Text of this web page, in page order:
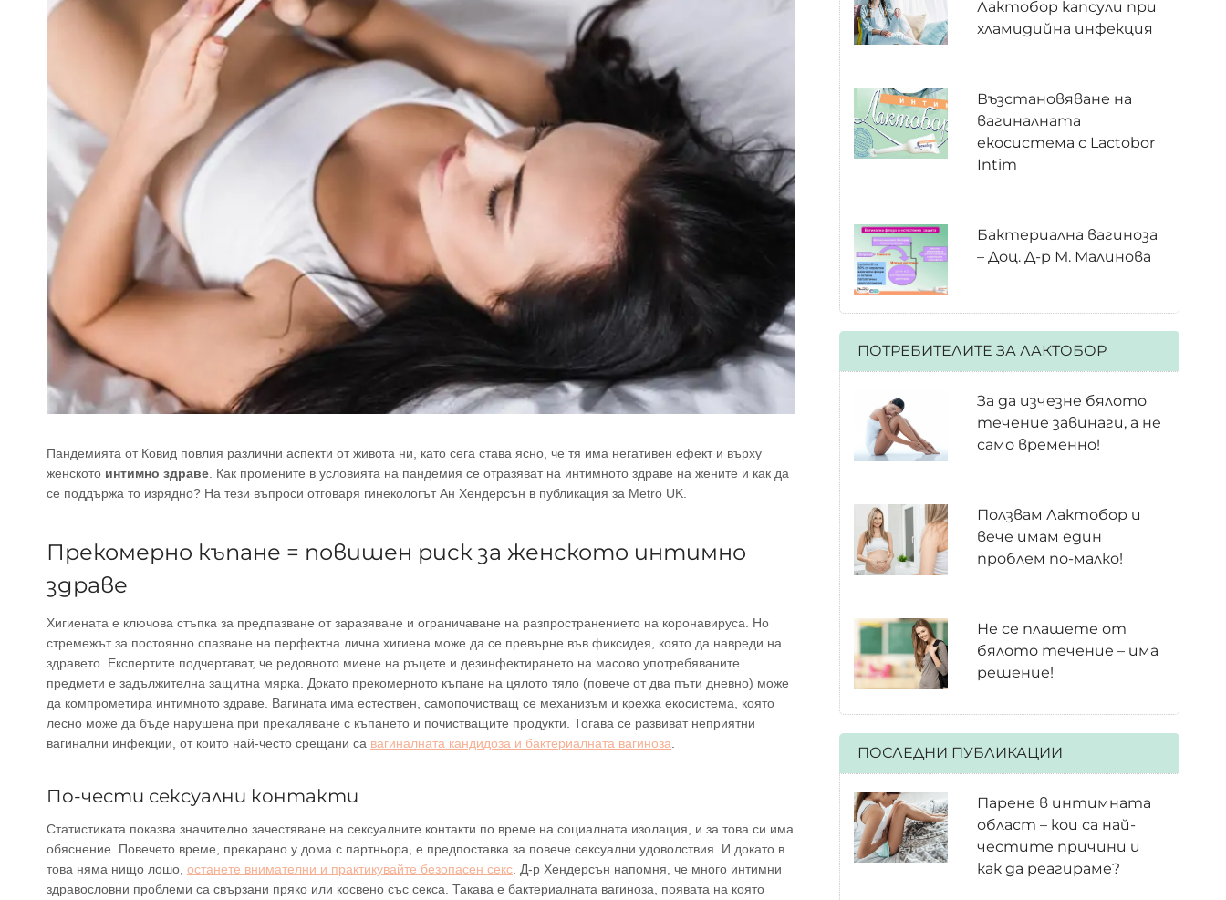
Пандемията от Ковид повлия различни аспекти от живота ни, като сега става ясно, че тя има негативен ефект и върху
женското интимно здраве . Как промените в условията на пандемия се отразяват на интимното здраве на жените и как да
се поддържа то изрядно? На тези въпроси отговаря гинекологът Ан Хендерсън в публикация за Metro UK.
Прекомерно къпане = повишен риск за женското интимно
здраве
Хигиената е ключова стъпка за предпазване от заразяване и ограничаване на разпространението на коронавируса. Но
стремежът за постоянно спазване на перфектна лична хигиена може да се превърне във фиксидея, която да навреди на
здравето. Експертите подчертават, че редовното миене на ръцете и дезинфектирането на масово употребяваните
предмети е задължителна защитна мярка. Докато прекомерното къпане на цялото тяло (повече от два пъти дневно) може
да компрометира интимното здраве. Вагината има естествен, самопочистващ се механизъм и крехка екосистема, която
лесно може да бъде нарушена при прекаляване с къпането и почистващите продукти. Тогава се развиват неприятни
вагинални инфекции, от които най-често срещани са вагиналната кандидоза и бактериалната вагиноза
По-чести сексуални контакти
Статистиката показва значително зачестяване на сексуалните контакти по време на социалната изолация, и за това си има
обяснение. Повечето време, прекарано у дома с партньора, е предпоставка за повече сексуални удоволствия. И докато в
това няма нищо лошо, останете внимателни и практикувайте безопасен секс . Д-р Хендерсън напомня, че много интимни
здравословни проблеми са свързани пряко или косвено със секса. Такава е бактериалната вагиноза, появата на която
Лактобор капсули при
хламидийна инфекция
Възстановяване на
вагиналната
екосистема с Lactobor
Intim
Бактериална вагиноза
– Доц. Д-р М. Малинова
ПОТРЕБИТЕЛИТЕ ЗА ЛАКТОБОР
За да изчезне бялото
течение завинаги, а не
само временно!
Ползвам Лактобор и
вече имам един
проблем по-малко!
Не се плашете от
бялото течение – има
решение!
ПОСЛЕДНИ ПУБЛИКАЦИИ
Парене в интимната
област – кои са най-
честите причини и
как да реагираме?